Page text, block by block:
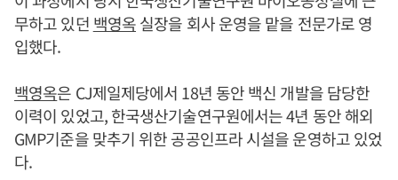
무하고 있던 백영옥실장을 회사 운영을 맡을 전문가로 영
입했다.
백영옥은 CJ제일제당에서 18년 동안 백신 개발을 담당한
이력이 있었고, 한국생산기술연구원에서는 4년 동안 해외
GMP기준을 맞추기 위한 공공인프라 시설을 운영하고 있었
다.